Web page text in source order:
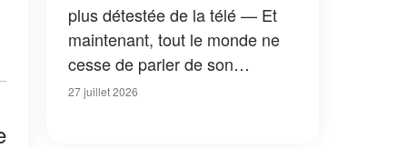
plus détestée de la télé — Et
maintenant, tout le monde ne
cesse de parler de son
apparition dans la nouvelle
27 juillet 2026